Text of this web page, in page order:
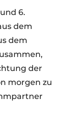
6.
dem
dem
der
morgen zu